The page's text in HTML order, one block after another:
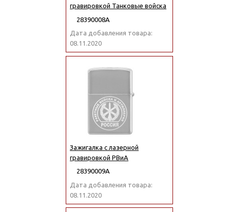
гравировкой Танковые войска
28390008А
Дата добавления товара:
08.11.2020
Зажигалка с лазерной
гравировкой РВиА
28390009А
Дата добавления товара:
08.11.2020